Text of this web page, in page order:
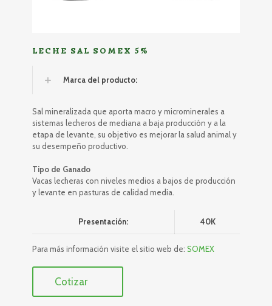
LECHE SAL SOMEX 5%
Marca del producto:
Sal mineralizada que aporta macro y microminerales a
sistemas lecheros de mediana a baja producción y a la
etapa de levante, su objetivo es mejorar la salud animal y
su desempeño productivo.
Tipo de Ganado
Vacas lecheras con niveles medios a bajos de producción
y levante en pasturas de calidad media.
Presentación: 40K
Para más información visite el sitio web de: SOMEX
Cotizar